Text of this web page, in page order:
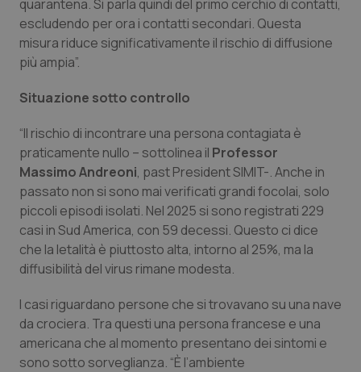
Lombardia
Marche
Molise
Piemonte
Provincia Autonoma di Bolzano
Provincia Autonoma di Trento
Puglia
Sardegna
Sicilia
Dolore
Donna & Salute
Epatiti
HIV
Infezioni & Febbre
Ipertensione & Scompenso
Malattie rare
Malattia di Crohn & Rettocolite Ulcerosa
Neuroscienze & patologie neurodegenerative
quarantena. Si parla quindi del primo cerchio di contatti,
escludendo per ora i contatti secondari. Questa
misura riduce significativamente il rischio di diffusione
più ampia”.
Situazione sotto controllo
“Il rischio di incontrare una persona contagiata è
praticamente nullo – sottolinea il Professor
MassimoAndreoni, past President SIMIT-. Anche in
passato non si sono mai verificati grandi focolai, solo
piccoli episodi isolati. Nel 2025 si sono registrati 229
casi in Sud America, con 59 decessi. Questo ci dice
che la letalità è piuttosto alta, intorno al 25%, ma la
diffusibilità del virus rimane modesta.
I casi riguardano persone che si trovavano su una nave
da crociera. Tra questi una persona francese e una
americana che al momento presentano dei sintomi e
sono sotto sorveglianza. “È l’ambiente